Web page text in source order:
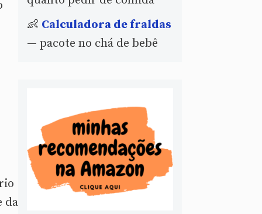
da
👶 Calculadora de fraldas
— pacote no chá de bebê